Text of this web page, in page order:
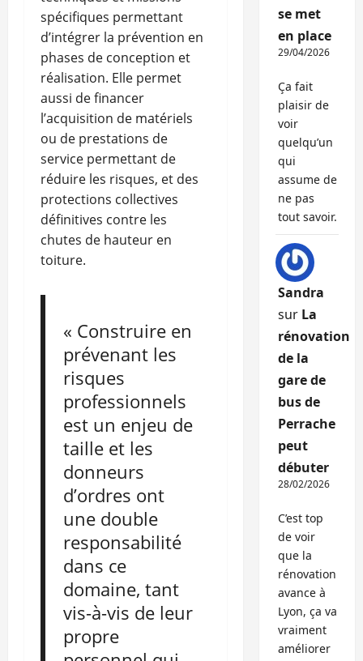
spécifiques permettant
d’intégrer la prévention en
phases de conception et
réalisation. Elle permet
aussi de financer
l’acquisition de matériels
ou de prestations de
service permettant de
réduire les risques, et des
protections collectives
définitives contre les
chutes de hauteur en
toiture.
« Construire en
prévenant les
risques
professionnels
est un enjeu de
taille et les
donneurs
d’ordres ont
une double
responsabilité
dans ce
domaine, tant
vis-à-vis de leur
propre
se met
en place
29/04/2026
Ça fait
plaisir de
voir
quelqu’un
qui
assume de
ne pas
tout savoir.
Sandra
sur La
rénovation
de la
gare de
bus de
Perrache
peut
débuter
28/02/2026
C’est top
de voir
que la
rénovation
avance à
Lyon, ça va
vraiment
améliorer